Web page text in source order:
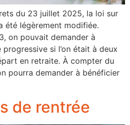
du 23 juillet 2025, la loi sur
été légèrement modifiée.
on pouvait demander à
si l’on était à deux
en retraite. À compter du
pourra demander à bénéficier
de rentrée